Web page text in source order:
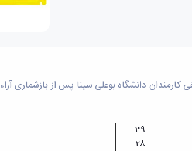
39
28